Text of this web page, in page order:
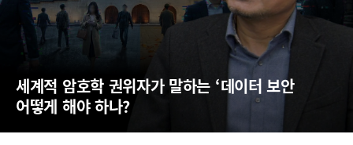
세계적 암호학 권위자가 말하는 ‘데이터 보안
어떻게 해야 하나?